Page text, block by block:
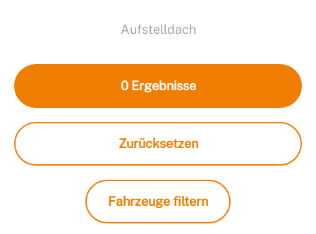
Aufstelldach
0 Ergebnisse
Zurücksetzen
Fahrzeuge filtern